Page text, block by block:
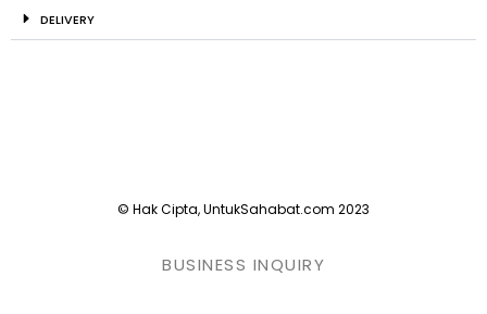
DELIVERY
© Hak Cipta, UntukSahabat.com 2023
BUSINESS INQUIRY